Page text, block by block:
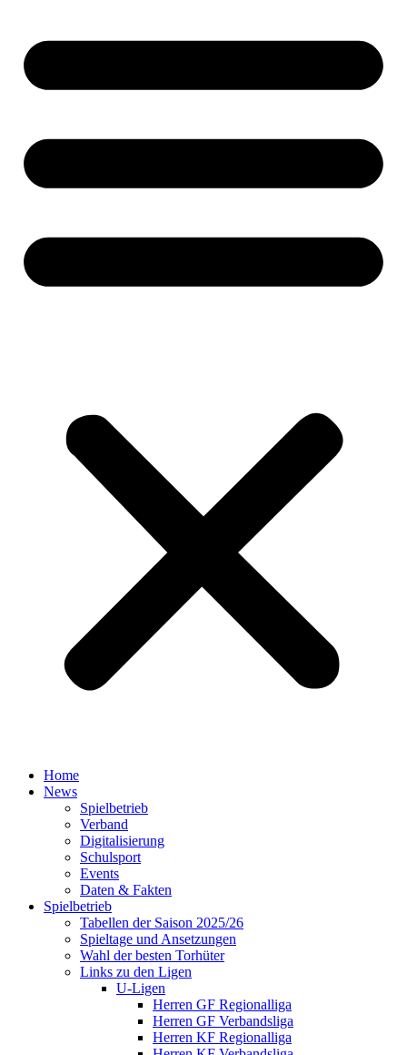
Home
News
Spielbetrieb
Verband
Digitalisierung
Schulsport
Events
Daten & Fakten
Spielbetrieb
Tabellen der Saison 2025/26
Spieltage und Ansetzungen
Wahl der besten Torhüter
Links zu den Ligen
U-Ligen
Herren GF Regionalliga
Herren GF Verbandsliga
Herren KF Regionalliga